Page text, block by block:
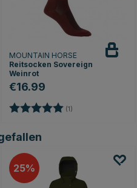
MOUNTAIN HORSE
Reitsocken Sovereign
Weinrot
€16.99
Bewertung: (1)
25